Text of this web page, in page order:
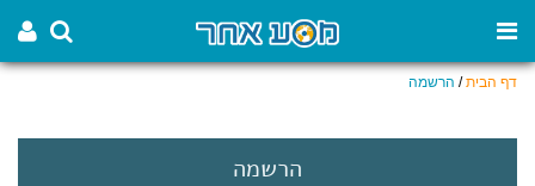
דף הבית/ הרשמה
הרשמה